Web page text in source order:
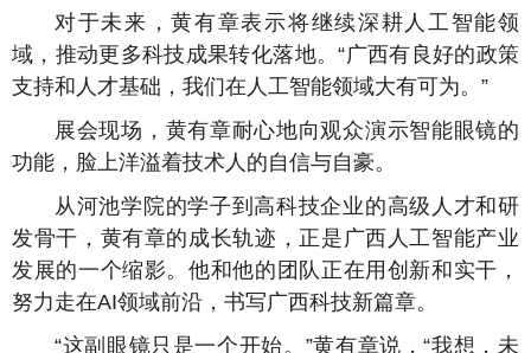
对于未来，黄有章表示将继续深耕人工智能领
域，推动更多科技成果转化落地。“广西有良好的政策
支持和人才基础，我们在人工智能领域大有可为。”
展会现场，黄有章耐心地向观众演示智能眼镜的
功能，脸上洋溢着技术人的自信与自豪。
从河池学院的学子到高科技企业的高级人才和研
发骨干，黄有章的成长轨迹，正是广西人工智能产业
发展的一个缩影。他和他的团队正在用创新和实干，
努力走在AI领域前沿，书写广西科技新篇章。
“这副眼镜只是一个开始。”黄有章说，“我想，未